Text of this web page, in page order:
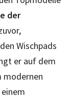
der
Wischpads
er auf dem
modernen